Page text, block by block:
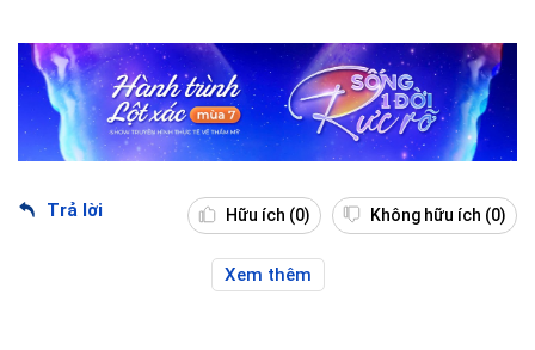
Trả lời Hữu ích (0) Không hữu ích (0)
Xem thêm